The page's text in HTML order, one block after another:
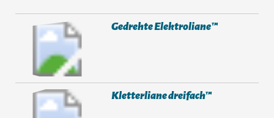
Gedrehte Elektroliane™
Kletterliane dreifach™